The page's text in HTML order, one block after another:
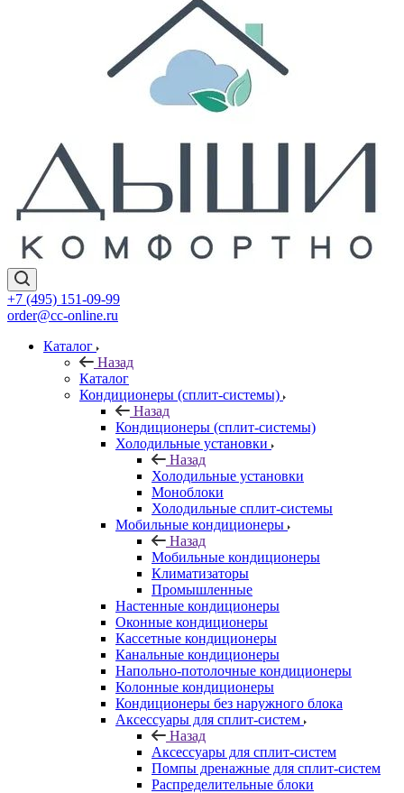
+7 (495) 151-09-99
order@cc-online.ru
Каталог
Назад
Каталог
Кондиционеры (сплит-системы)
Назад
Кондиционеры (сплит-системы)
Холодильные установки
Назад
Холодильные установки
Моноблоки
Холодильные сплит-системы
Мобильные кондиционеры
Назад
Мобильные кондиционеры
Климатизаторы
Промышленные
Настенные кондиционеры
Оконные кондиционеры
Кассетные кондиционеры
Канальные кондиционеры
Напольно-потолочные кондиционеры
Колонные кондиционеры
Кондиционеры без наружного блока
Аксессуары для сплит-систем
Назад
Аксессуары для сплит-систем
Помпы дренажные для сплит-систем
Распределительные блоки